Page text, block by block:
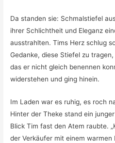
Da standen sie: Schmalstiefel
ihrer Schlichtheit und Eleganz
ausstrahlten. Tims Herz schlug
Gedanke, diese Stiefel zu
das er nicht gleich benennen
widerstehen und ging hinein.
Im Laden war es ruhig, es roch
Hinter der Theke stand ein
Blick Tim fast den Atem raubte.
der Verkäufer mit einem